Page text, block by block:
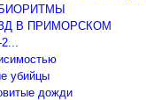
В ПРИМОРСКОМ
убийцы
дожди